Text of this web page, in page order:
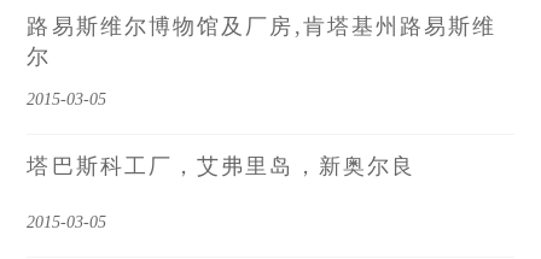
路易斯维尔博物馆及厂房,肯塔基州路易斯维
尔
2015-03-05
塔巴斯科工厂，艾弗里岛，新奥尔良
2015-03-05